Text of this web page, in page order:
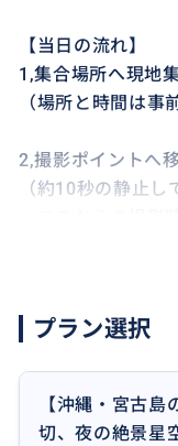
【当日の流れ】
1,集合場所へ現地
（場所と時間は事
2,撮影ポイントへ
（約10秒の静止し
ぜひ絶景を肉眼
SNSまたはメッ
プラン選択
【沖縄・宮古
切、夜の絶景星